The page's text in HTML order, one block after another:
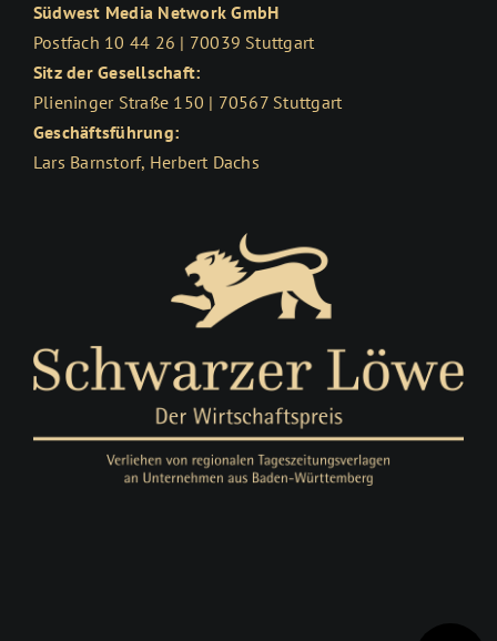
Südwest Media Network GmbH
Postfach 10 44 26 | 70039 Stuttgart
Sitz der Gesellschaft:
Plieninger Straße 150 | 70567 Stuttgart
Geschäftsführung:
Lars Barnstorf, Herbert Dachs